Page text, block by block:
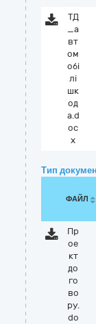
ТД
_а
вт
ом
обі
лі
шк
од
а.d
oc
x
Тип
ФАЙЛ
Пр
ое
кт
до
го
во
ру.
do